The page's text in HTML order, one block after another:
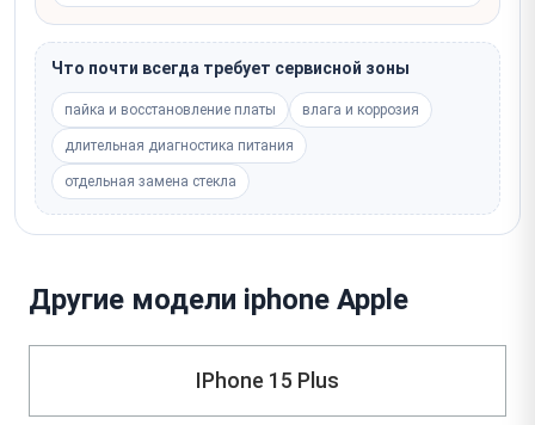
Что почти всегда требует сервисной зоны
пайка и восстановление платы влага и коррозия
длительная диагностика питания
отдельная замена стекла
Другие модели iphone Apple
IPhone 15 Plus